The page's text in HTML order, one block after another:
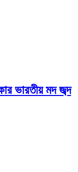
ভারতীয় মদ জব্দ